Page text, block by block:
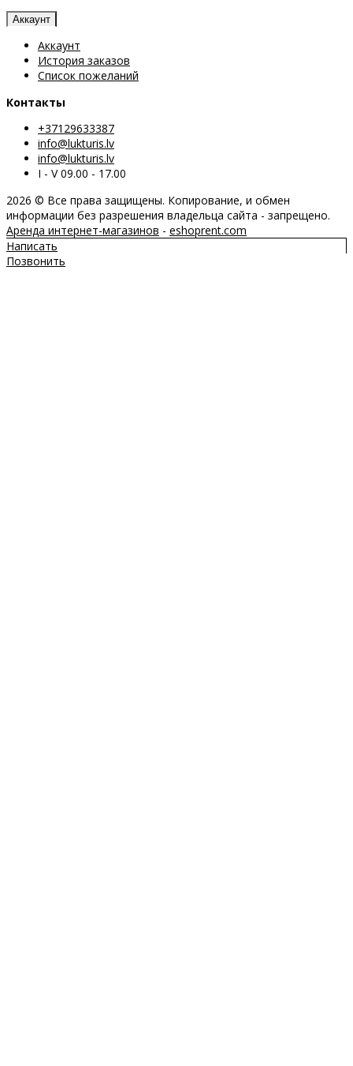
Аккаунт
Аккаунт
История заказов
Список пожеланий
Контакты
+37129633387
info@lukturis.lv
info@lukturis.lv
I - V 09.00 - 17.00
2026 © Все права защищены. Копирование, и обмен
информации без разрешения владельца сайта - запрещено.
Аренда интернет-магазинов - eshoprent.com
Написать
Позвонить